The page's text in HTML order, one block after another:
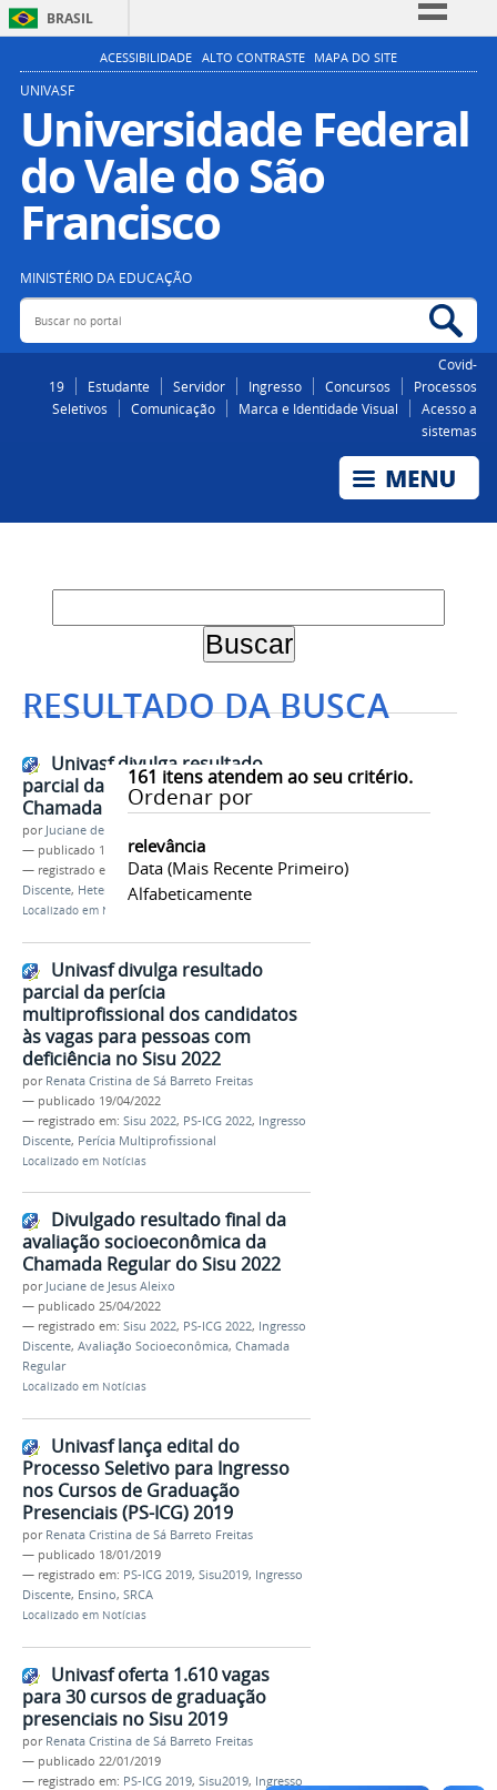
BRASIL
Simplifique!
Participe
Acesso à informação
Legislação
ACESSIBILIDADE ALTO CONTRASTE MAPA DO SITE
UNIVASF
Universidade Federal
do Vale do São
Francisco
MINISTÉRIO DA EDUCAÇÃO
Buscar no portal
Covid-
19
Estudante Servidor Ingresso Concursos
Processos
Seletivos
Comunicação Marca e Identidade Visual
Acesso a
sistemas
RESULTADO DA BUSCA
161 itens atendem ao seu critério.
Ordenar por
relevância
Data (mais Recente Primeiro)
Alfabeticamente
Univasf divulga resultado
parcial da heteroidentificação da
Chamada Regular do Sisu 2022
por Juciane de Jesus Aleixo
— publicado 13/04/2022
— registrado em:
Sisu 2022,PS-ICG 2022,Ingresso
Discente, Heteroidentificação,Chamada Regular
Localizado em Notícias
Univasf divulga resultado
parcial da perícia
multiprofissional dos candidatos
às vagas para pessoas com
deficiência no Sisu 2022
por Renata Cristina de Sá Barreto Freitas
— publicado 19/04/2022
— registrado em: Sisu 2022, PS-ICG 2022, Ingresso
Discente, Perícia Multiprofissional
Localizado em Notícias
Divulgado resultado final da
avaliação socioeconômica da
Chamada Regular do Sisu 2022
por Juciane de Jesus Aleixo
— publicado 25/04/2022
— registrado em: Sisu 2022, PS-ICG 2022, Ingresso
Discente, Avaliação Socioeconômica, Chamada
Regular
Localizado em Notícias
Univasf lança edital do
Processo Seletivo para Ingresso
nos Cursos de Graduação
Presenciais (PS-ICG) 2019
por Renata Cristina de Sá Barreto Freitas
— publicado 18/01/2019
— registrado em: PS-ICG 2019, Sisu2019, Ingresso
Discente, Ensino, SRCA
Localizado em Notícias
Univasf oferta 1.610 vagas
para 30 cursos de graduação
presenciais no Sisu 2019
por Renata Cristina de Sá Barreto Freitas
— publicado 22/01/2019
— registrado em: PS-ICG 2019, Sisu2019, Ingresso